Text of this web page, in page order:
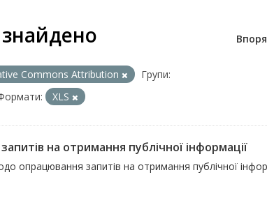
Commons Attribution
Групи:
XLS
на отримання публічної інформації
опрацювання запитів на отримання публічної